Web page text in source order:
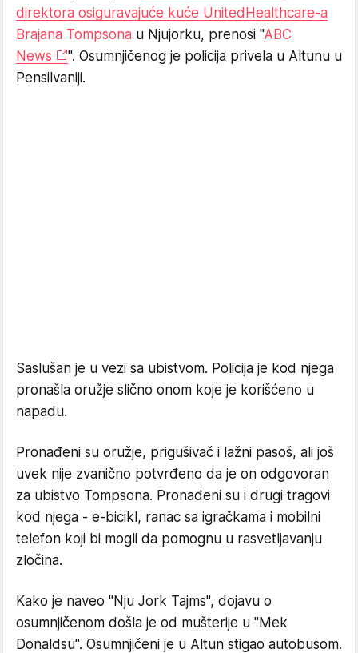
direktora osiguravajuće kuće UnitedHealthcare-a
Brajana Tompsona u Njujorku, prenosi "ABC
News
". Osumnjičenog je policija privela u Altunu u
Pensilvaniji.
Saslušan je u vezi sa ubistvom. Policija je kod njega
pronašla oružje slično onom koje je korišćeno u
napadu.
Pronađeni su oružje, prigušivač i lažni pasoš, ali još
uvek nije zvanično potvrđeno da je on odgovoran
za ubistvo Tompsona. Pronađeni su i drugi tragovi
kod njega - e-bicikl, ranac sa igračkama i mobilni
telefon koji bi mogli da pomognu u rasvetljavanju
zločina.
Kako je naveo "Nju Jork Tajms", dojavu o
osumnjičenom došla je od mušterije u "Mek
Donaldsu". Osumnjičeni je u Altun stigao autobusom.